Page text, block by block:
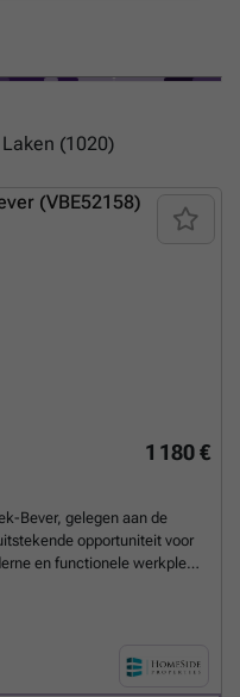
(1020)
1 180 €
Bever, gelegen aan de
opportuniteit voor
en functionele werkplek.
multifunctionele
als bergruimte kan dienen.